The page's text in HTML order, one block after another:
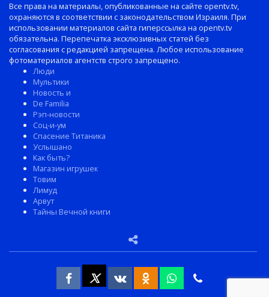
Все права на материалы, опубликованные на сайте opentv.tv,
охраняются в соответствии с законодательством Израиля. При
использовании материалов сайта гиперссылка на opentv.tv
обязательна. Перепечатка эксклюзивных статей без
согласования с редакцией запрещена. Любое использование
фотоматериалов агентств строго запрещено.
Люди
Мультики
Новость и
De Familia
Рэп-новости
Соц-и-ум
Спасение Титаника
Услышано
Как быть?
Магазин игрушек
Товим
Лимуд
Арвут
Тайны Вечной книги